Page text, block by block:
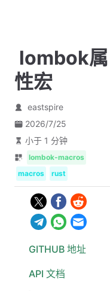
lombok属
性宏
eastspire
2026/7/25
小于 1 分钟
lombok-macros
macros
rust
GITHUB 地址
API 文档